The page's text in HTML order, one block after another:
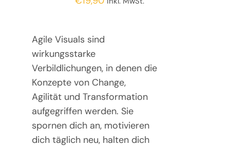
Agile Visuals sind
wirkungsstarke
Verbildlichungen, in denen die
Konzepte von Change,
Agilität und Transformation
aufgegriffen werden. Sie
spornen dich an, motivieren
dich täglich neu, halten dich